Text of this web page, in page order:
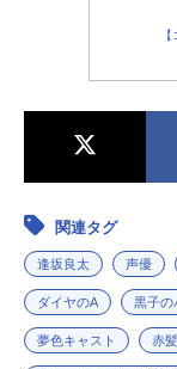
関連タグ
逢坂良太 声優
ダイヤのA 黒子の
夢色キャスト 赤